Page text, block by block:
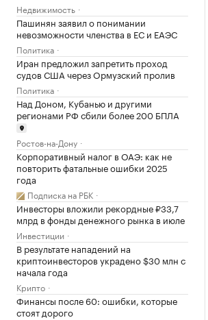
Недвижимость
Пашинян заявил о понимании
невозможности членства в ЕС и ЕАЭС
Политика
Иран предложил запретить проход
судов США через Ормузский пролив
Политика
Над Доном, Кубанью и другими
регионами РФ сбили более 200 БПЛА
Ростов-на-Дону
Корпоративный налог в ОАЭ: как не
повторить фатальные ошибки 2025
года
Подписка на РБК
Инвесторы вложили рекордные ₽33,7
млрд в фонды денежного рынка в июле
Инвестиции
В результате нападений на
криптоинвесторов украдено $30 млн с
начала года
Крипто
Финансы после 60: ошибки, которые
стоят дорого